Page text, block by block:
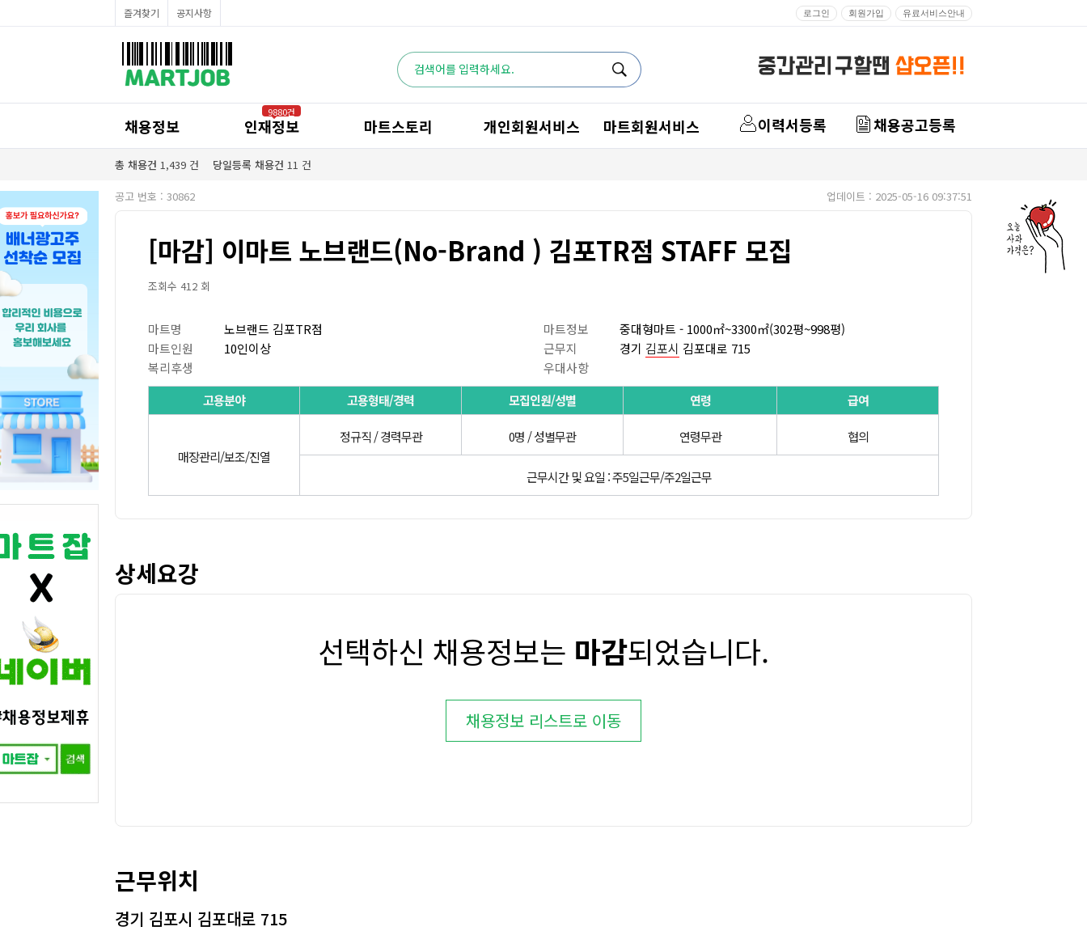
공산직원채용정보
농산/야채청과직원채용정보
수산직원채용정보
즐겨찾기 공지사항 로그인 회원가입 유료서비스안내
채용정보 인재정보
9880건
마트스토리 개인회원서비스 마트회원서비스 이력서등록 채용공고등록
총 채용건 1,439 건 당일등록 채용건 11 건
공고 번호 : 30862 업데이트 : 2025-05-16 09:37:51
[마감] 이마트 노브랜드(No-Brand ) 김포TR점 STAFF 모집
조회수 412 회
마트명 노브랜드 김포TR점 마트정보
중대형마트 - 1000㎡~3300㎡(302평~998평)
마트인원
10인이상 근무지 경기 김포시 김포대로 715
복리후생
우대사항
고용분야
고용형태/경력 모집인원/성별 연령 급여
매장관리/보조/진열
정규직 / 경력무관 0명 / 성별무관 연령무관 협의
근무시간 및 요일 : 주5일근무/주2일근무
상세요강
선택하신 채용정보는 마감되었습니다.
채용정보 리스트로 이동
근무위치
경기 김포시 김포대로 715